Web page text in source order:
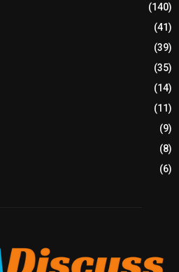
(140)
(41)
(39)
(35)
(14)
(11)
(9)
(8)
(6)